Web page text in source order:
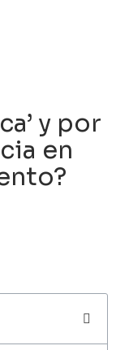
y por
en